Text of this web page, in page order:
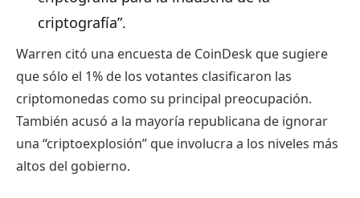
criptografía”.
Warren citó una encuesta de CoinDesk que sugiere
que sólo el 1% de los votantes clasificaron las
criptomonedas como su principal preocupación.
También acusó a la mayoría republicana de ignorar
una “criptoexplosión” que involucra a los niveles más
altos del gobierno.